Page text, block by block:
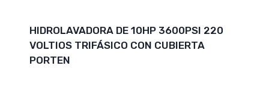
HIDROLAVADORA DE 10HP 3600PSI 220
VOLTIOS TRIFÁSICO CON CUBIERTA
PORTEN